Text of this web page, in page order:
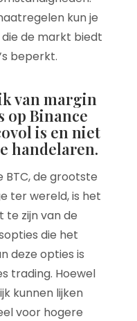
kun je
de markt biedt
beperkt.
van margin
Binance
is en niet
handelaren.
BTC, de grootste
ter wereld, is het
te zijn van de
die het
deze opties is
trading. Hoewel
kunnen lijken
voor hogere